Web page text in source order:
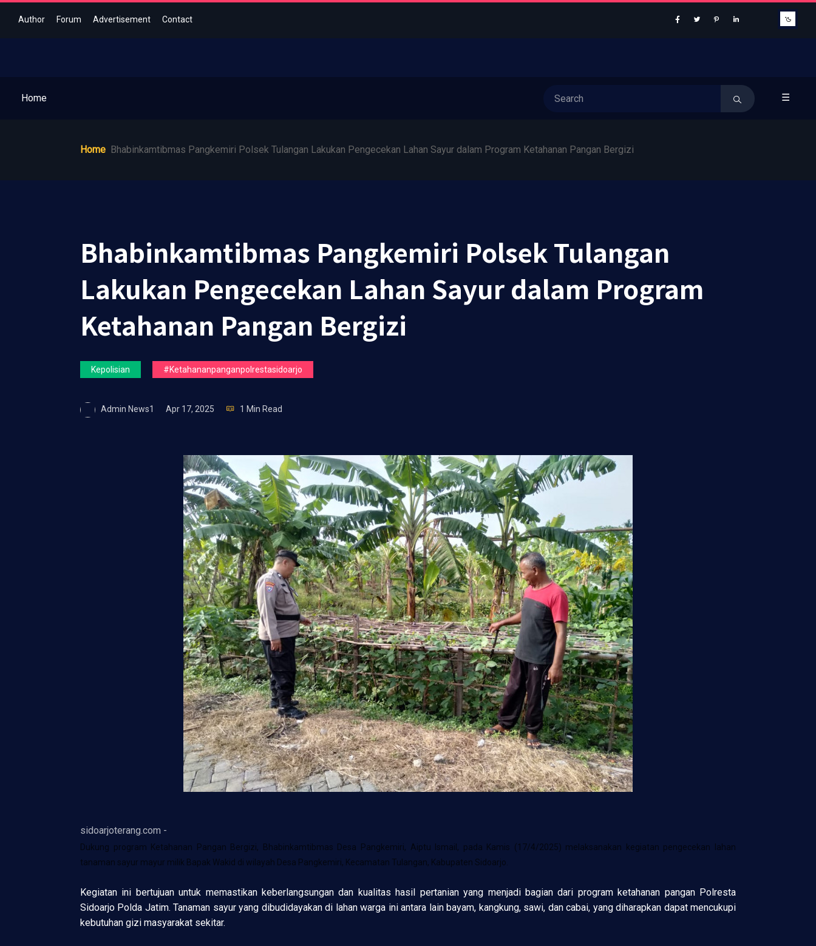
Author Forum Advertisement Contact
Home ☰
Home Bhabinkamtibmas Pangkemiri Polsek Tulangan Lakukan Pengecekan Lahan Sayur dalam Program Ketahanan Pangan Bergizi
Bhabinkamtibmas Pangkemiri Polsek Tulangan
Lakukan Pengecekan Lahan Sayur dalam Program
Ketahanan Pangan Bergizi
Kepolisian #ketahananpanganpolrestasidoarjo
Admin News1 Apr 17, 2025 1 Min Read
sidoarjoterang.com -
Dukung program Ketahanan Pangan Bergizi, Bhabinkamtibmas Desa Pangkemiri, Aiptu Ismail, pada Kamis (17/4/2025) melaksanakan kegiatan pengecekan lahan
tanaman sayur mayur milik Bapak Wakid di wilayah Desa Pangkemiri, Kecamatan Tulangan, Kabupaten Sidoarjo.
Kegiatan ini bertujuan untuk memastikan keberlangsungan dan kualitas hasil pertanian yang menjadi bagian dari program ketahanan pangan Polresta
Sidoarjo Polda Jatim. Tanaman sayur yang dibudidayakan di lahan warga ini antara lain bayam, kangkung, sawi, dan cabai, yang diharapkan dapat mencukupi
kebutuhan gizi masyarakat sekitar.